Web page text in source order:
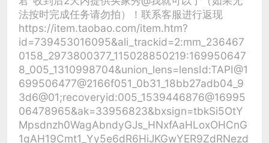
法按时完成任务请勿拍）！联系客服进行返现
https://item.taobao.com/item.htm?
id=739453016095&ali_trackid=2:mm_236467
0158_2973800377_115028850219:169950647
8_005_1310998704&union_lens=lensId:TAPI@1
699506477@2166f051_0b31_18bb27adb04_9
3d6@01;recoveryid:005_1539446876@16995
06478965&ak=33956823&bxsign=tbkSi5OtY
Mpsdnzh0WagAbndyGJs_HNxfAaHLoxOHCnG
1qAH19Cmt1_Yy5e6dR6HiJKGwYER9ZdRNezd